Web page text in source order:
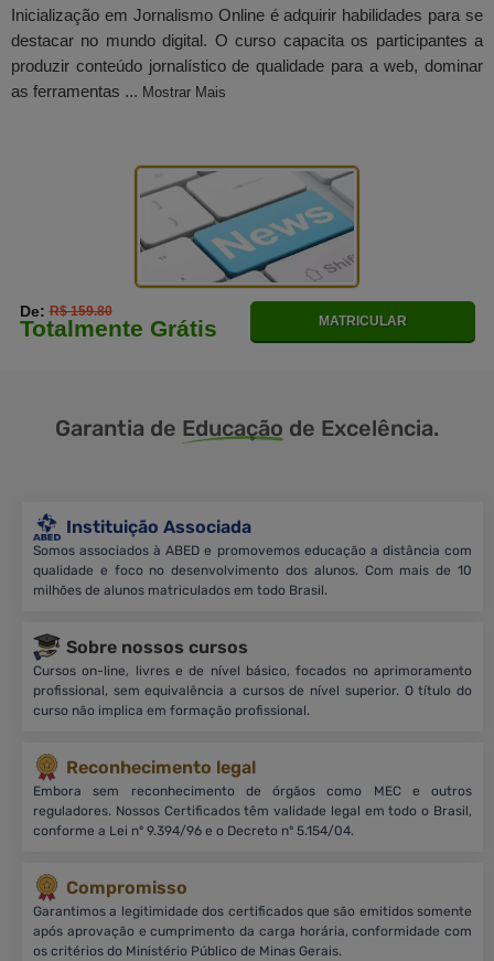
Inicialização em Jornalismo Online é adquirir habilidades para se
destacar no mundo digital. O curso capacita os participantes a
produzir conteúdo jornalístico de qualidade para a web, dominar
as ferramentas ... Mostrar Mais
De:R$ 159.80
Totalmente Grátis MATRICULAR
Garantia de Educação de Excelência.
Instituição Associada
Somos associados à ABED e promovemos educação a distância com
qualidade e foco no desenvolvimento dos alunos. Com mais de 10
milhões de alunos matriculados em todo Brasil.
Sobre nossos cursos
Cursos on-line, livres e de nível básico, focados no aprimoramento
profissional, sem equivalência a cursos de nível superior. O título do
curso não implica em formação profissional.
Reconhecimento legal
Embora sem reconhecimento de órgãos como MEC e outros
reguladores. Nossos Certificados têm validade legal em todo o Brasil,
conforme a Lei nº 9.394/96 e o Decreto nº 5.154/04.
Compromisso
Garantimos a legitimidade dos certificados que são emitidos somente
após aprovação e cumprimento da carga horária, conformidade com
os critérios do Ministério Público de Minas Gerais.